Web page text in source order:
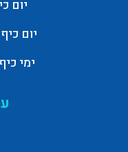
יום
יום
ימי